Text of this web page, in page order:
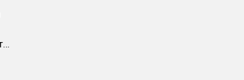
Ночной музпостинг